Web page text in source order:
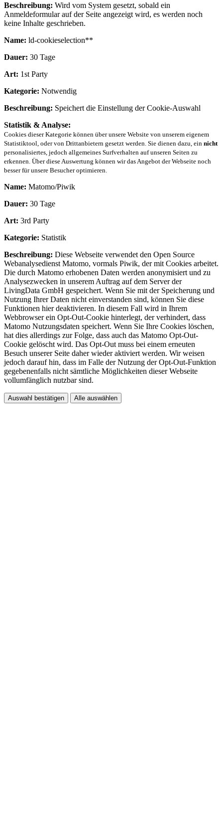
Beschreibung: Wird vom System gesetzt, sobald ein
Anmeldeformular auf der Seite angezeigt wird, es werden noch
keine Inhalte geschrieben.
Name: ld-cookieselection**
Dauer: 30 Tage
Art: 1st Party
Kategorie: Notwendig
Beschreibung: Speichert die Einstellung der Cookie-Auswahl
Statistik & Analyse:
Cookies dieser Kategorie können über unsere Website von unserem eigenem
Statistiktool, oder von Drittanbietern gesetzt werden. Sie dienen dazu, ein nicht
personalisiertes, jedoch allgemeines Surfverhalten auf unseren Seiten zu
erkennen. Über diese Auswertung können wir das Angebot der Webseite noch
besser für unsere Besucher optimieren.
Name: Matomo/Piwik
Dauer: 30 Tage
Art: 3rd Party
Kategorie: Statistik
Beschreibung: Diese Webseite verwendet den Open Source
Webanalysedienst Matomo, vormals Piwik, der mit Cookies arbeitet.
Die durch Matomo erhobenen Daten werden anonymisiert und zu
Analysezwecken in unserem Auftrag auf dem Server der
LivingData GmbH gespeichert. Wenn Sie mit der Speicherung und
Nutzung Ihrer Daten nicht einverstanden sind, können Sie diese
Funktionen hier deaktivieren. In diesem Fall wird in Ihrem
Webbrowser ein Opt-Out-Cookie hinterlegt, der verhindert, dass
Matomo Nutzungsdaten speichert. Wenn Sie Ihre Cookies löschen,
hat dies allerdings zur Folge, dass auch das Matomo Opt-Out-
Cookie gelöscht wird. Das Opt-Out muss bei einem erneuten
Besuch unserer Seite daher wieder aktiviert werden. Wir weisen
jedoch darauf hin, dass im Falle der Nutzung der Opt-Out-Funktion
gegebenenfalls nicht sämtliche Möglichkeiten dieser Webseite
vollumfänglich nutzbar sind.
Auswahl bestätigen Alle auswählen